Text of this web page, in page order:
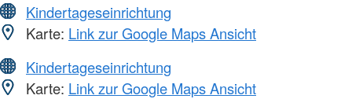
Kindertageseinrichtung
Karte: Link zur Google Maps Ansicht
Kindertageseinrichtung
Karte: Link zur Google Maps Ansicht